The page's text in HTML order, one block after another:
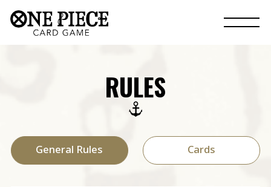
RULES
General Rules Cards